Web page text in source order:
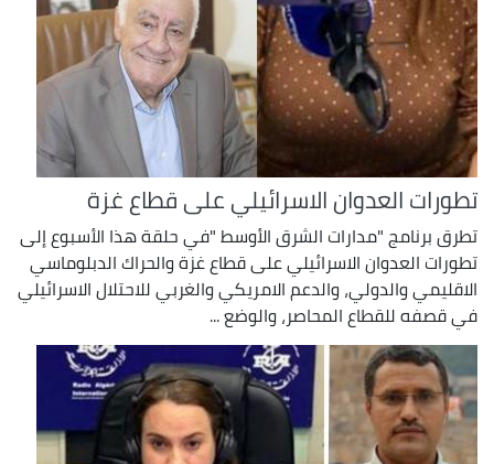
تطورات العدوان الاسرائيلي على قطاع غزة
تطرق برنامج "مدارات الشرق الأوسط "في حلقة هذا الأسبوع إلى
تطورات العدوان الاسرائيلي على قطاع غزة والحراك الدبلوماسي
الاقليمي والدولي، والدعم الامريكي والغربي للاحتلال الاسرائيلي
في قصفه للقطاع المحاصر، والوضع ...